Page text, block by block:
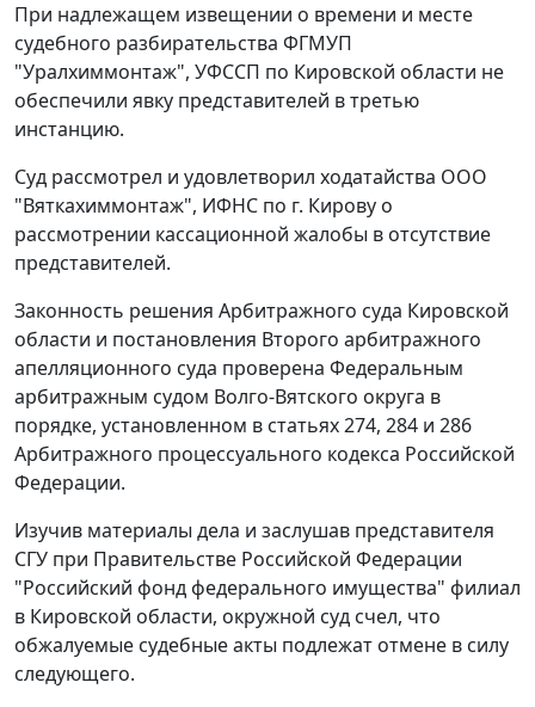
При надлежащем извещении о времени и месте
судебного разбирательства ФГМУП
"Уралхиммонтаж", УФССП по Кировской области не
обеспечили явку представителей в третью
инстанцию.
Суд рассмотрел и удовлетворил ходатайства ООО
"Вяткахиммонтаж", ИФНС по г. Кирову о
рассмотрении кассационной жалобы в отсутствие
представителей.
Законность решения Арбитражного суда Кировской
области и постановления Второго арбитражного
апелляционного суда проверена Федеральным
арбитражным судом Волго-Вятского округа в
порядке, установленном в статьях 274, 284 и 286
Арбитражного процессуального кодекса Российской
Федерации.
Изучив материалы дела и заслушав представителя
СГУ при Правительстве Российской Федерации
"Российский фонд федерального имущества" филиал
в Кировской области, окружной суд счел, что
обжалуемые судебные акты подлежат отмене в силу
следующего.